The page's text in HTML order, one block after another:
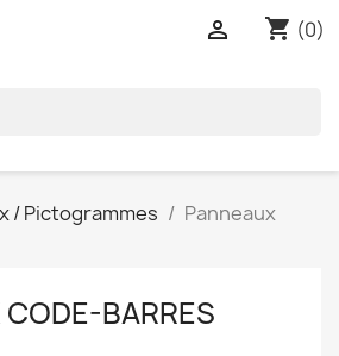
shopping_cart (0)

/ Pictogrammes
Panneaux
BARRES